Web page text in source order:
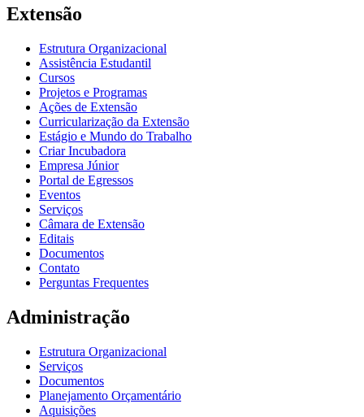
Extensão
Estrutura Organizacional
Assistência Estudantil
Cursos
Projetos e Programas
Ações de Extensão
Curricularização da Extensão
Estágio e Mundo do Trabalho
Criar Incubadora
Empresa Júnior
Portal de Egressos
Eventos
Serviços
Câmara de Extensão
Editais
Documentos
Contato
Perguntas Frequentes
Administração
Estrutura Organizacional
Serviços
Documentos
Planejamento Orçamentário
Aquisições